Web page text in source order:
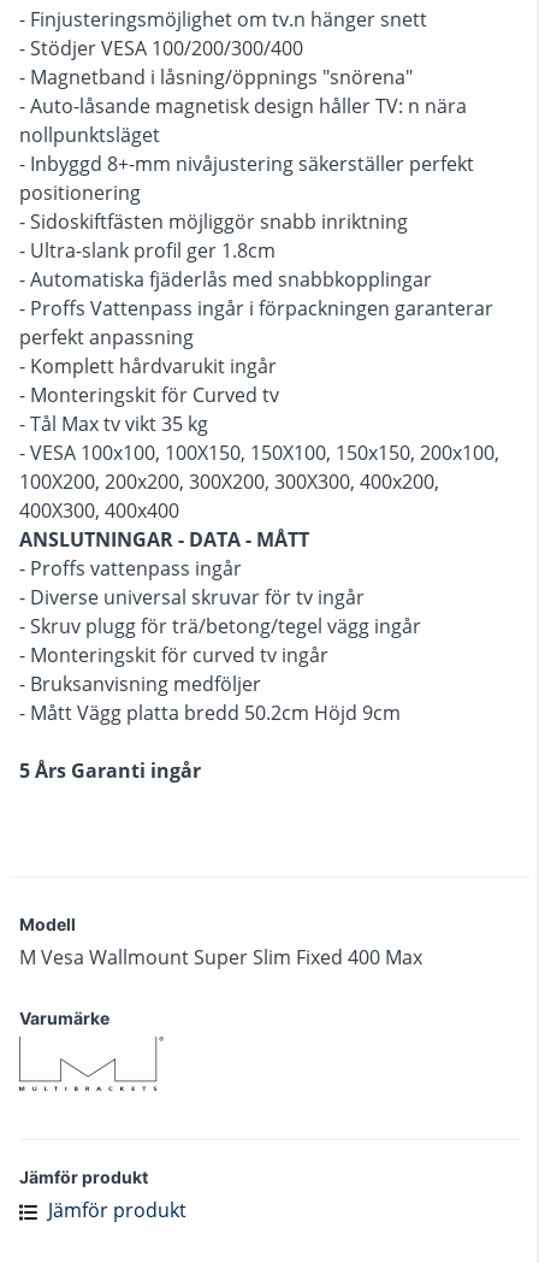
- Finjusteringsmöjlighet om tv.n hänger snett
- Stödjer VESA 100/200/300/400
- Magnetband i låsning/öppnings "snörena"
- Auto-låsande magnetisk design håller TV: n nära
nollpunktsläget
- Inbyggd 8+-mm nivåjustering säkerställer perfekt
positionering
- Sidoskiftfästen möjliggör snabb inriktning
- Ultra-slank profil ger 1.8cm
- Automatiska fjäderlås med snabbkopplingar
- Proffs Vattenpass ingår i förpackningen garanterar
perfekt anpassning
- Komplett hårdvarukit ingår
- Monteringskit för Curved tv
- Tål Max tv vikt 35 kg
- VESA 100x100, 100X150, 150X100, 150x150, 200x100,
100X200, 200x200, 300X200, 300X300, 400x200,
400X300, 400x400
ANSLUTNINGAR - DATA - MÅTT
- Proffs vattenpass ingår
- Diverse universal skruvar för tv ingår
- Skruv plugg för trä/betong/tegel vägg ingår
- Monteringskit för curved tv ingår
- Bruksanvisning medföljer
- Mått Vägg platta bredd 50.2cm Höjd 9cm
5 Års Garanti ingår
Modell
M Vesa Wallmount Super Slim Fixed 400 Max
Varumärke
Jämför produkt
Jämför produkt